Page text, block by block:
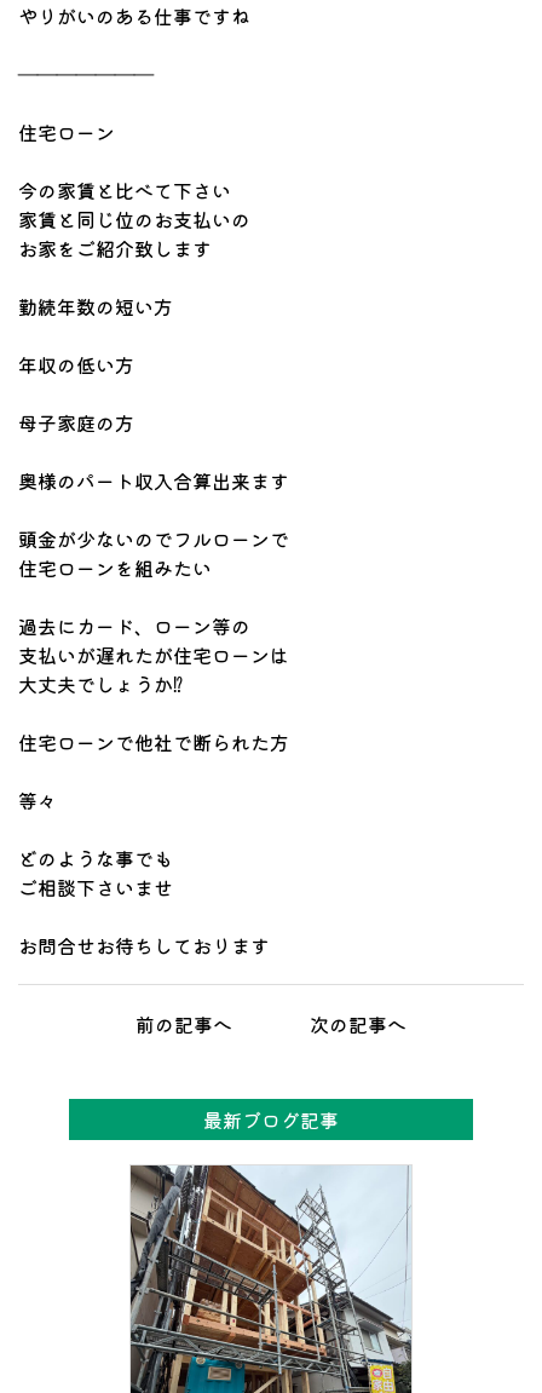
やりがいのある仕事ですね
―――――――
住宅ローン
今の家賃と比べて下さい
家賃と同じ位のお支払いの
お家をご紹介致します
勤続年数の短い方
年収の低い方
母子家庭の方
奥様のパート収入合算出来ます
頭金が少ないのでフルローンで
住宅ローンを組みたい
過去にカード、ローン等の
支払いが遅れたが住宅ローンは
大丈夫でしょうか⁉
住宅ローンで他社で断られた方
等々
どのような事でも
ご相談下さいませ
お問合せお待ちしております
前の記事へ 次の記事へ
最新ブログ記事